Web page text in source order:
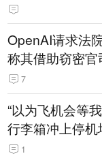
OpenAI请求法
称其借助窃密
7
“以为飞机会等
行李箱冲上停机
1